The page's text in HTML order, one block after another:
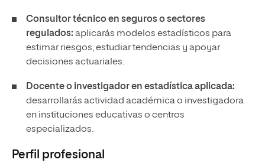
Consultor técnico en seguros o sectores
regulados: aplicarás modelos estadísticos para
estimar riesgos, estudiar tendencias y apoyar
decisiones actuariales.
Docente o investigador en estadística aplicada:
desarrollarás actividad académica o investigadora
en instituciones educativas o centros
especializados.
Perfil profesional